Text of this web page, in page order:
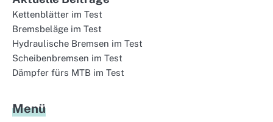
Kettenblätter im Test
Bremsbeläge im Test
Hydraulische Bremsen im Test
Scheibenbremsen im Test
Dämpfer fürs MTB im Test
Menü